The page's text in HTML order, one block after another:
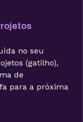
no seu
(gatilho),
de
para a próxima